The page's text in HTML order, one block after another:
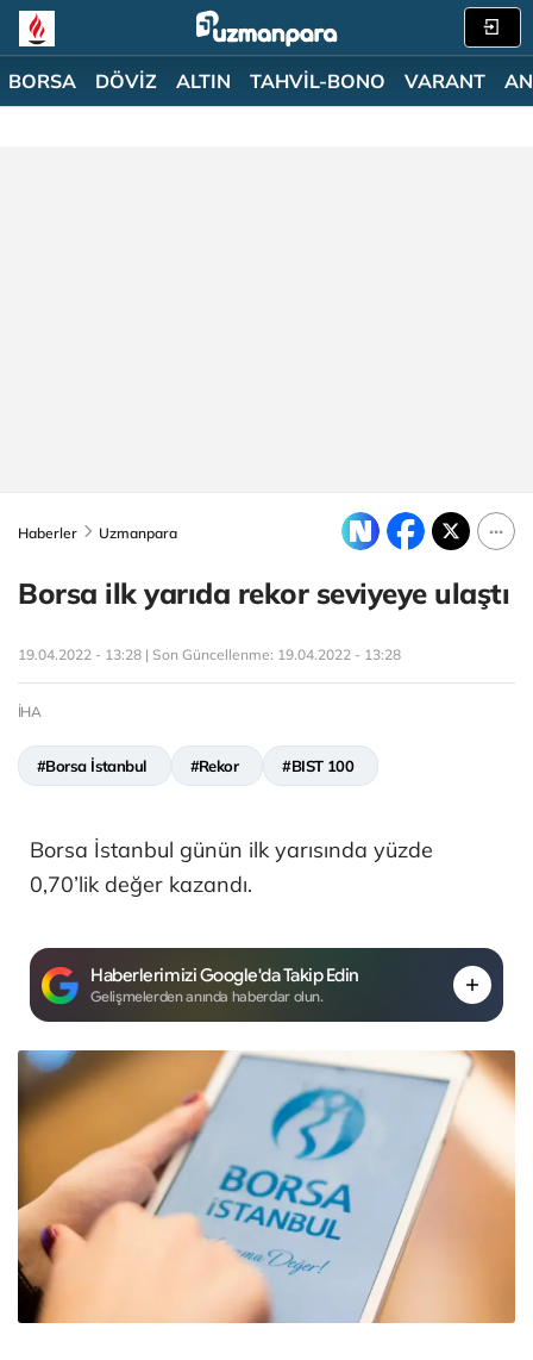
BORSA DÖVİZ ALTIN TAHVİL-BONO VARANT
Haberler Uzmanpara
Borsa ilk yarıda rekor seviyeye ulaştı
19.04.2022 - 13:28 | Son Güncellenme: 19.04.2022 - 13:28
İHA
#Borsa İstanbul #Rekor #BIST 100
Borsa İstanbul günün ilk yarısında yüzde
0,70’lik değer kazandı.
Haberlerimizi Google'da Takip Edin
Gelişmelerden anında haberdar olun.